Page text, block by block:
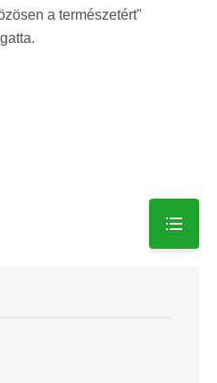
a természetért"